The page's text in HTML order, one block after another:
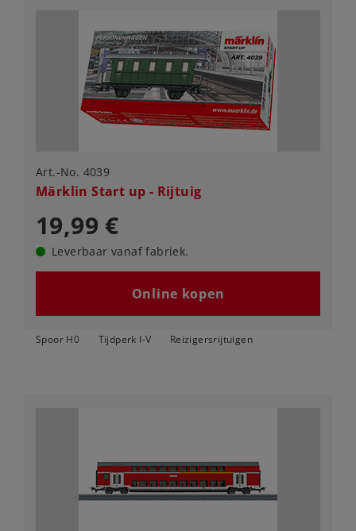
Art.-No. 4039
Märklin Start up - Rijtuig
19,99 €
Leverbaar vanaf fabriek.
Online kopen
Spoor H0 Tijdperk I-V Reizigersrijtuigen